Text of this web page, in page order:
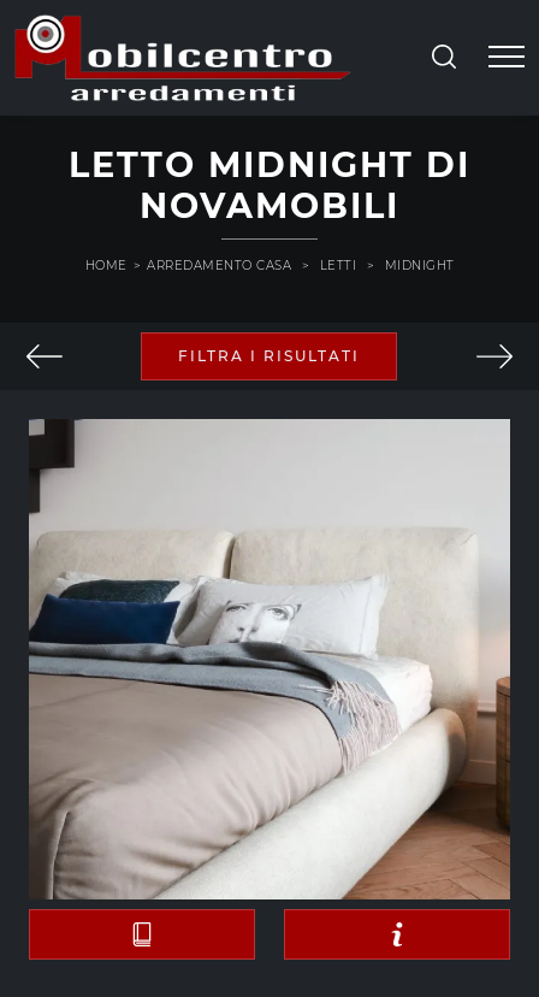
LETTO MIDNIGHT DI
NOVAMOBILI
HOME > ARREDAMENTO CASA > LETTI > MIDNIGHT
FILTRA I RISULTATI